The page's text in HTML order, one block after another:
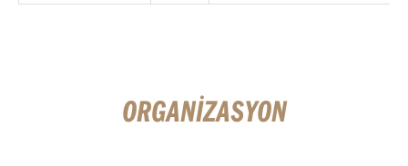
ORGANİZASYON